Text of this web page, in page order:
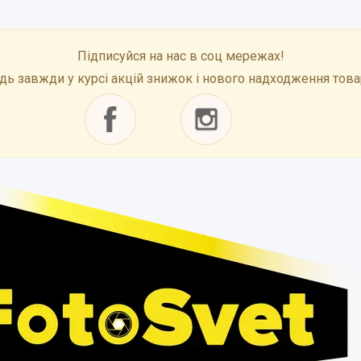
Підписуйся на нас в соц мережах!
завжди у курсі акцій знижок і нового надходження